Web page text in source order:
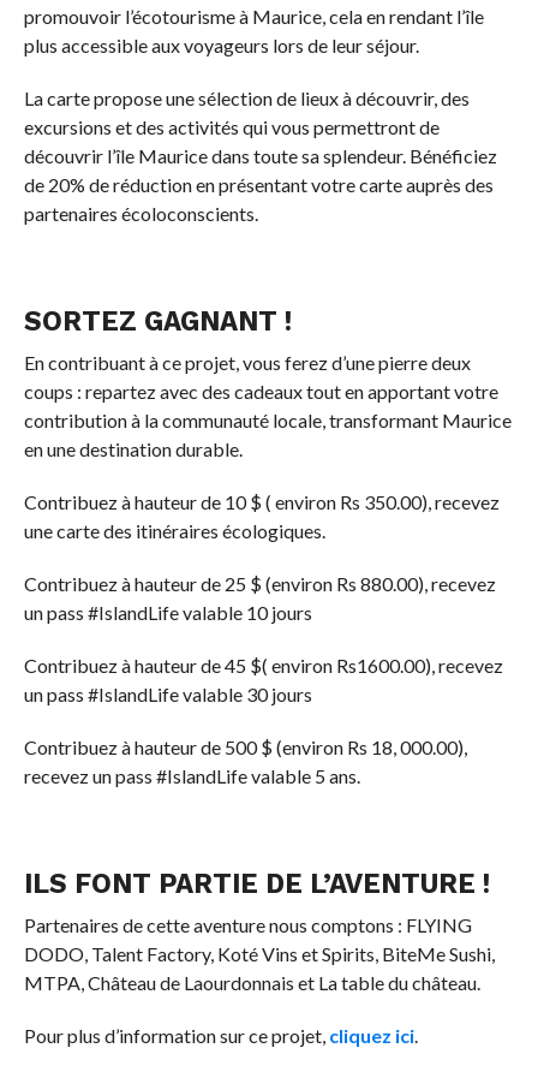
promouvoir l’écotourisme à Maurice, cela en rendant l’île
plus accessible aux voyageurs lors de leur séjour.
La carte propose une sélection de lieux à découvrir, des
excursions et des activités qui vous permettront de
découvrir l’île Maurice dans toute sa splendeur. Bénéficiez
de 20% de réduction en présentant votre carte auprès des
partenaires écoloconscients.
SORTEZ GAGNANT !
En contribuant à ce projet, vous ferez d’une pierre deux
coups : repartez avec des cadeaux tout en apportant votre
contribution à la communauté locale, transformant Maurice
en une destination durable.
Contribuez à hauteur de 10 $ ( environ Rs 350.00), recevez
une carte des itinéraires écologiques.
Contribuez à hauteur de 25 $ (environ Rs 880.00), recevez
un pass #IslandLife valable 10 jours
Contribuez à hauteur de 45 $( environ Rs1600.00), recevez
un pass #IslandLife valable 30 jours
Contribuez à hauteur de 500 $ (environ Rs 18, 000.00),
recevez un pass #IslandLife valable 5 ans.
ILS FONT PARTIE DE L’AVENTURE !
Partenaires de cette aventure nous comptons : FLYING
DODO, Talent Factory, Koté Vins et Spirits, BiteMe Sushi,
MTPA, Château de Laourdonnais et La table du château.
Pour plus d’information sur ce projet, cliquez ici.